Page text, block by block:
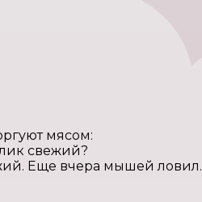
мясом:
свежий?
Еще вчера мышей ловил.